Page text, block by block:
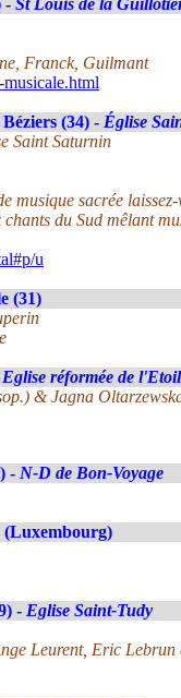
- St Louis de la
Franck, Guilmant
(34) - Église
Saint Saturnin
musique sacrée
du Sud mêlant
u
(31)
Eglise réformée de
& Jagna
- N-D de Bon-Voyage
(Luxembourg)
- Eglise Saint-Tudy
Leurent, Eric